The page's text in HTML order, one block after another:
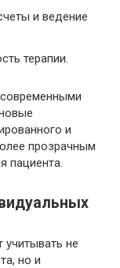
и ведение
терапии.
и
прозрачным
пациента.
не
но и